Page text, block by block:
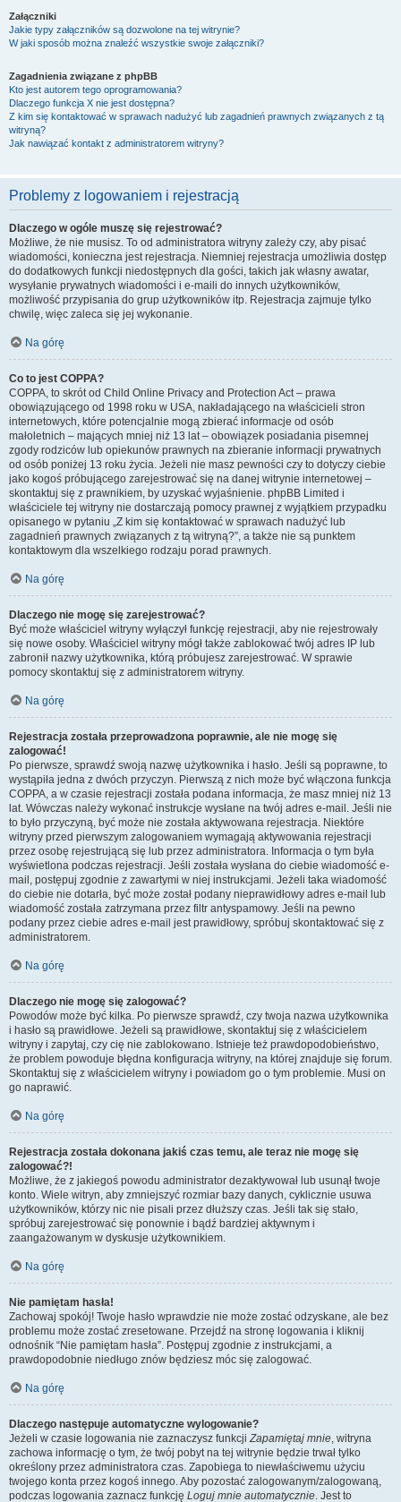
Załączniki
Jakie typy załączników są dozwolone na tej witrynie?
W jaki sposób można znaleźć wszystkie swoje załączniki?
Zagadnienia związane z phpBB
Kto jest autorem tego oprogramowania?
Dlaczego funkcja X nie jest dostępna?
Z kim się kontaktować w sprawach nadużyć lub zagadnień prawnych związanych z tą
witryną?
Jak nawiązać kontakt z administratorem witryny?
Problemy z logowaniem i rejestracją
Dlaczego w ogóle muszę się rejestrować?
Możliwe, że nie musisz. To od administratora witryny zależy czy, aby pisać
wiadomości, konieczna jest rejestracja. Niemniej rejestracja umożliwia dostęp
do dodatkowych funkcji niedostępnych dla gości, takich jak własny awatar,
wysyłanie prywatnych wiadomości i e-maili do innych użytkowników,
możliwość przypisania do grup użytkowników itp. Rejestracja zajmuje tylko
chwilę, więc zaleca się jej wykonanie.
Na górę
Co to jest COPPA?
COPPA, to skrót od Child Online Privacy and Protection Act – prawa
obowiązującego od 1998 roku w USA, nakładającego na właścicieli stron
internetowych, które potencjalnie mogą zbierać informacje od osób
małoletnich – mających mniej niż 13 lat – obowiązek posiadania pisemnej
zgody rodziców lub opiekunów prawnych na zbieranie informacji prywatnych
od osób poniżej 13 roku życia. Jeżeli nie masz pewności czy to dotyczy ciebie
jako kogoś próbującego zarejestrować się na danej witrynie internetowej –
skontaktuj się z prawnikiem, by uzyskać wyjaśnienie. phpBB Limited i
właściciele tej witryny nie dostarczają pomocy prawnej z wyjątkiem przypadku
opisanego w pytaniu „Z kim się kontaktować w sprawach nadużyć lub
zagadnień prawnych związanych z tą witryną?”, a także nie są punktem
kontaktowym dla wszelkiego rodzaju porad prawnych.
Na górę
Dlaczego nie mogę się zarejestrować?
Być może właściciel witryny wyłączył funkcję rejestracji, aby nie rejestrowały
się nowe osoby. Właściciel witryny mógł także zablokować twój adres IP lub
zabronił nazwy użytkownika, którą próbujesz zarejestrować. W sprawie
pomocy skontaktuj się z administratorem witryny.
Na górę
Rejestracja została przeprowadzona poprawnie, ale nie mogę się
zalogować!
Po pierwsze, sprawdź swoją nazwę użytkownika i hasło. Jeśli są poprawne, to
wystąpiła jedna z dwóch przyczyn. Pierwszą z nich może być włączona funkcja
COPPA, a w czasie rejestracji została podana informacja, że masz mniej niż 13
lat. Wówczas należy wykonać instrukcje wysłane na twój adres e-mail. Jeśli nie
to było przyczyną, być może nie została aktywowana rejestracja. Niektóre
witryny przed pierwszym zalogowaniem wymagają aktywowania rejestracji
przez osobę rejestrującą się lub przez administratora. Informacja o tym była
wyświetlona podczas rejestracji. Jeśli została wysłana do ciebie wiadomość e-
mail, postępuj zgodnie z zawartymi w niej instrukcjami. Jeżeli taka wiadomość
do ciebie nie dotarła, być może został podany nieprawidłowy adres e-mail lub
wiadomość została zatrzymana przez filtr antyspamowy. Jeśli na pewno
podany przez ciebie adres e-mail jest prawidłowy, spróbuj skontaktować się z
administratorem.
Na górę
Dlaczego nie mogę się zalogować?
Powodów może być kilka. Po pierwsze sprawdź, czy twoja nazwa użytkownika
i hasło są prawidłowe. Jeżeli są prawidłowe, skontaktuj się z właścicielem
witryny i zapytaj, czy cię nie zablokowano. Istnieje też prawdopodobieństwo,
że problem powoduje błędna konfiguracja witryny, na której znajduje się forum.
Skontaktuj się z właścicielem witryny i powiadom go o tym problemie. Musi on
go naprawić.
Na górę
Rejestracja została dokonana jakiś czas temu, ale teraz nie mogę się
zalogować?!
Możliwe, że z jakiegoś powodu administrator dezaktywował lub usunął twoje
konto. Wiele witryn, aby zmniejszyć rozmiar bazy danych, cyklicznie usuwa
użytkowników, którzy nic nie pisali przez dłuższy czas. Jeśli tak się stało,
spróbuj zarejestrować się ponownie i bądź bardziej aktywnym i
zaangażowanym w dyskusje użytkownikiem.
Na górę
Nie pamiętam hasła!
Zachowaj spokój! Twoje hasło wprawdzie nie może zostać odzyskane, ale bez
problemu może zostać zresetowane. Przejdź na stronę logowania i kliknij
odnośnik “Nie pamiętam hasła”. Postępuj zgodnie z instrukcjami, a
prawdopodobnie niedługo znów będziesz móc się zalogować.
Na górę
Dlaczego następuje automatyczne wylogowanie?
Jeżeli w czasie logowania nie zaznaczysz funkcjiZapamiętaj mnie, witryna
zachowa informację o tym, że twój pobyt na tej witrynie będzie trwał tylko
określony przez administratora czas. Zapobiega to niewłaściwemu użyciu
twojego konta przez kogoś innego. Aby pozostać zalogowanym/zalogowaną,
podczas logowania zaznacz funkcję Loguj mnie automatycznie. Jest to